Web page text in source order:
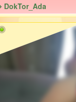
DokTor_Ada